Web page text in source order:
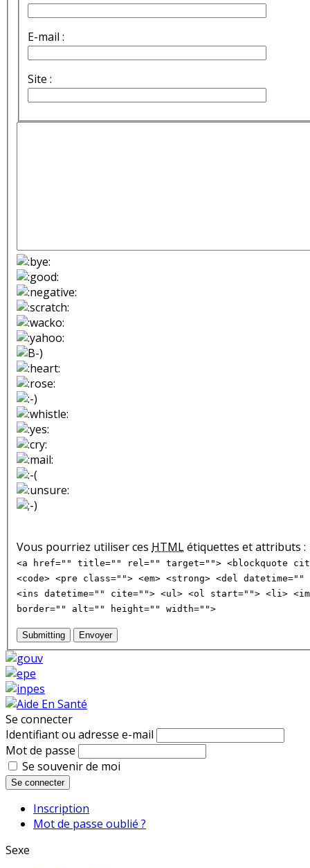
E-mail :
Site :
Vous pourriez utiliser ces HTMLétiquettes et attributs :
<a href="" title="" rel="" target=""> <blockquote
<code> <pre class=""> <em> <strong> <del
<ins datetime="" cite=""> <ul> <ol start=""> <li>
border="" alt="" height="" width="">
Submitting Envoyer
Se connecter
Identifiant ou adresse e-mail
Mot de passe
Se souvenir de moi
Se connecter
Inscription
Mot de passe oublié ?
Sexe